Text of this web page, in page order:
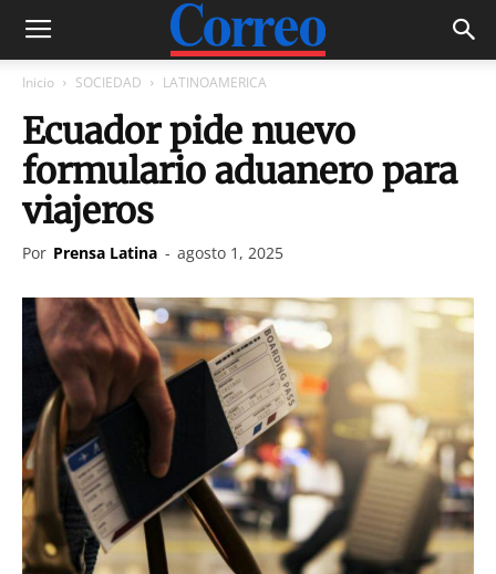
Inicio SOCIEDAD LATINOAMERICA
Ecuador pide nuevo
formulario aduanero para
viajeros
Por Prensa Latina - agosto 1, 2025